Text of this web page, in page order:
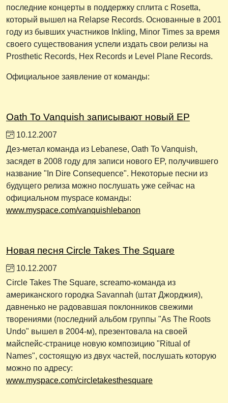
последние концерты в поддержку сплита с Rosetta,
который вышел на Relapse Records. Основанные в 2001
году из бывших участников Inkling, Minor Times за время
своего существования успели издать свои релизы на
Prosthetic Records, Hex Records и Level Plane Records.
Официальное заявление от команды:
Oath To Vanquish записывают новый EP
10.12.2007
Дез-метал команда из Lebanese, Oath To Vanquish,
засядет в 2008 году для записи нового EP, получившего
название "In Dire Consequence". Некоторые песни из
будущего релиза можно послушать уже сейчас на
официальном myspace команды:
www.myspace.com/vanquishlebanon
Новая песня Circle Takes The Square
10.12.2007
Circle Takes The Square, screamo-команда из
американского городка Savannah (штат Джорджия),
давненько не радовавшая поклонников свежими
творениями (последний альбом группы "As The Roots
Undo" вышел в 2004-м), презентовала на своей
майспейс-странице новую композицию "Ritual of
Names", состоящую из двух частей, послушать которую
можно по адресу:
www.myspace.com/circletakesthesquare